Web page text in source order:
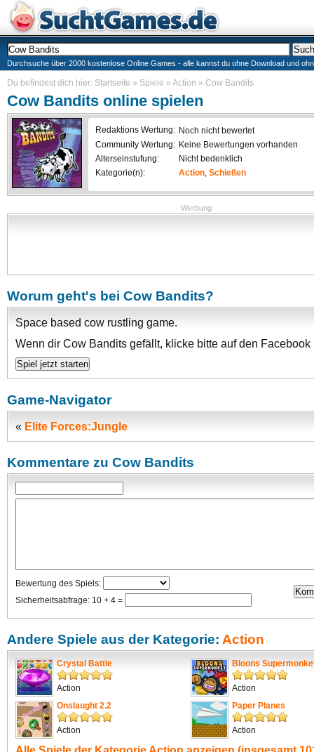
Durchsuche über 2000 kostenlose Online Games - alle kannst du ohne Download und
Du befindest dich hier: Startseite » Spiele » Action » Cow Bandits
Cow Bandits online spielen
Redaktions Wertung: Noch nicht bewertet
Community Wertung: Keine Bewertungen vorhanden
Alterseinstufung:
Nicht bedenklich
Kategorie(n):
Action, Schießen
Werbung
Worum geht's bei Cow Bandits?
Space based cow rustling game.
Wenn dir Cow Bandits gefällt, klicke bitte auf den Facebook
Game-Navigator
« Elite Forces:Jungle
Kommentare zu Cow Bandits
Bewertung des Spiels:
Sicherheitsabfrage: 10 + 4 =
Andere Spiele aus der Kategorie: Action
Crystal Battle
Action
Bloons
Action
Onslaught 2.2
Action
Paper Planes
Action